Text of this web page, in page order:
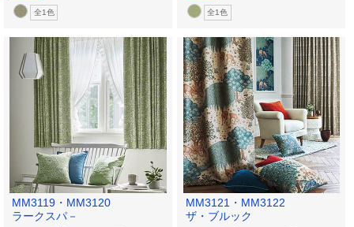
全1色 全1色
MM3119・MM3120
ラークスパ－
MM3121・MM3122
ザ・ブルック